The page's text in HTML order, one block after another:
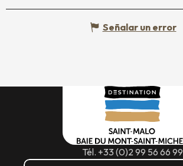
Señalar un error
Tél. +33 (0)2 99 56 66 99